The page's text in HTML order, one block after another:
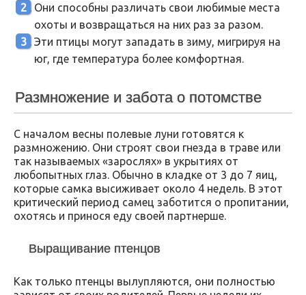
Они способны различать свои любимые места
охоты и возвращаться на них раз за разом.
Эти птицы могут западать в зиму, мигрируя на
юг, где температура более комфортная.
Размножение и забота о потомстве
С началом весны полевые луни готовятся к
размножению. Они строят свои гнезда в траве или
так называемых «зарослях» в укрытиях от
любопытных глаз. Обычно в кладке от 3 до 7 яиц,
которые самка высиживает около 4 недель. В этот
критический период самец заботится о пропитании,
охотясь и принося еду своей партнерше.
Выращивание птенцов
Как только птенцы вылупляются, они полностью